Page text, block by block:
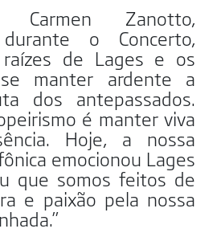
Zanotto,
durante o Concerto,
de Lages e os
manter ardente a
dos antepassados.
é manter viva
Hoje, a nossa
emocionou Lages
que somos feitos de
e paixão pela nossa